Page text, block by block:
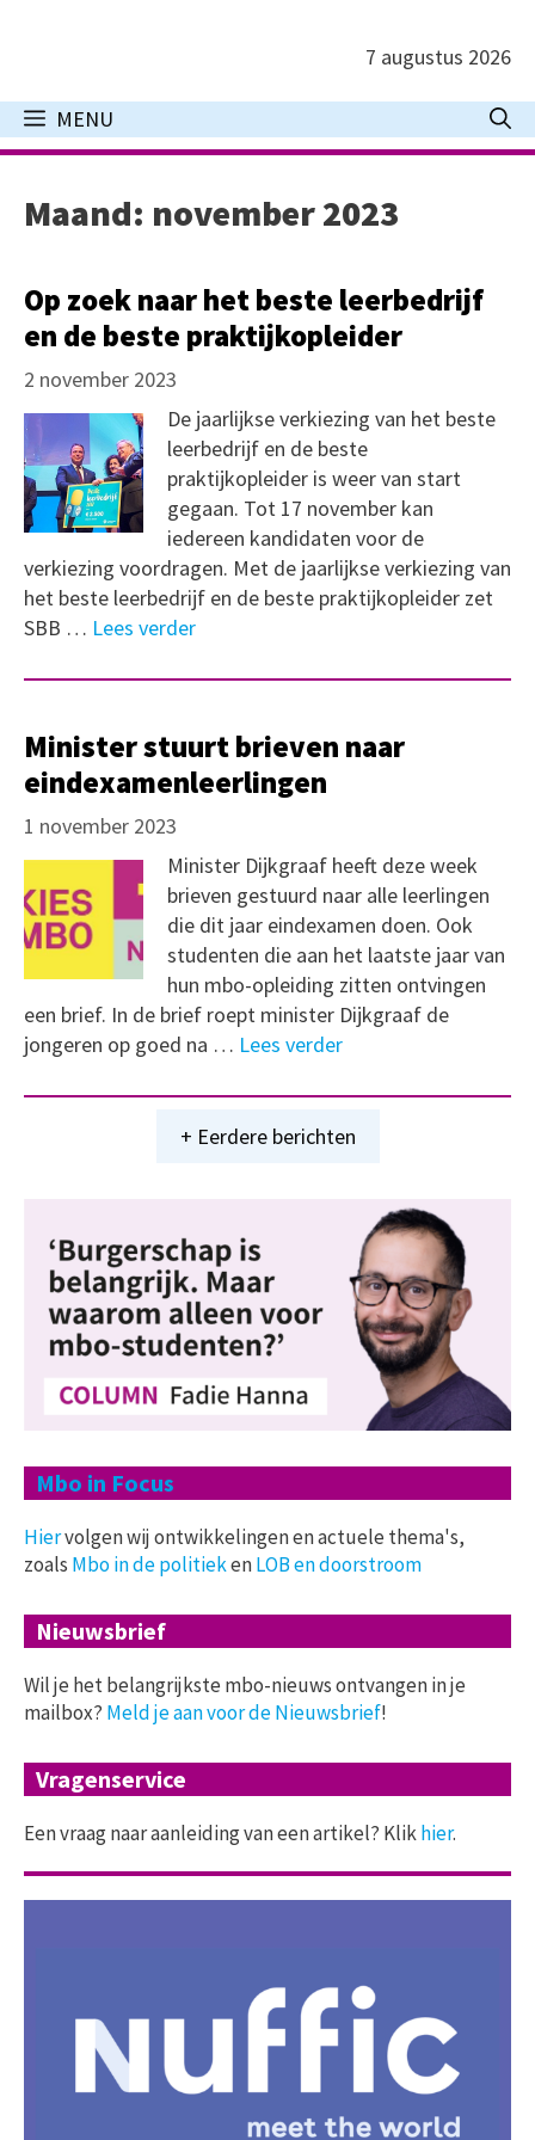
inhoud
7 augustus 2026
MENU
Maand: november 2023
Op zoek naar het beste leerbedrijf
en de beste praktijkopleider
2 november 2023
De jaarlijkse verkiezing van het beste
leerbedrijf en de beste
praktijkopleider is weer van start
gegaan. Tot 17 november kan
iedereen kandidaten voor de
verkiezing voordragen. Met de jaarlijkse verkiezing van
het beste leerbedrijf en de beste praktijkopleider zet
SBB … Lees verder
Minister stuurt brieven naar
eindexamenleerlingen
1 november 2023
Minister Dijkgraaf heeft deze week
brieven gestuurd naar alle leerlingen
die dit jaar eindexamen doen. Ook
studenten die aan het laatste jaar van
hun mbo-opleiding zitten ontvingen
een brief. In de brief roept minister Dijkgraaf de
jongeren op goed na … Lees verder
+ Eerdere berichten
Mbo in Focus
Hiervolgen wij ontwikkelingen en actuele thema's,
zoals Mbo in de politiekenLOB en doorstroom
Nieuwsbrief
Wil je het belangrijkste mbo-nieuws ontvangen in je
mailbox? Meld je aan voor de Nieuwsbrief!
Vragenservice
Een vraag naar aanleiding van een artikel? Klikhier.